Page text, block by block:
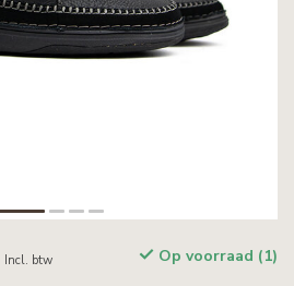
Incl. btw Op voorraad (1)